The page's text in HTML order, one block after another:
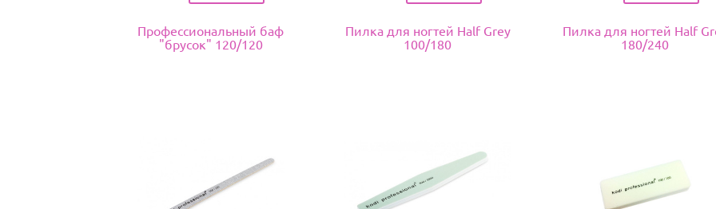
Профессиональный баф
"брусок" 120/120
Пилка для ногтей Half Grey
100/180
Пилка для ногтей Half
180/240